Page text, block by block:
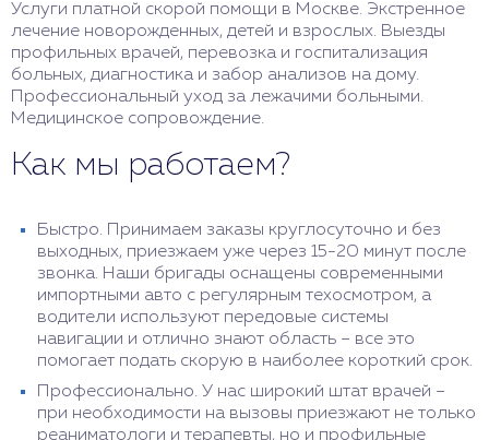
Услуги платной скорой помощи в Москве. Экстренное
лечение новорожденных, детей и взрослых. Выезды
профильных врачей, перевозка и госпитализация
больных, диагностика и забор анализов на дому.
Профессиональный уход за лежачими больными.
Медицинское сопровождение.
Как мы работаем?
Быстро. Принимаем заказы круглосуточно и без
выходных, приезжаем уже через 15-20 минут после
звонка. Наши бригады оснащены современными
импортными авто с регулярным техосмотром, а
водители используют передовые системы
навигации и отлично знают область – все это
помогает подать скорую в наиболее короткий срок.
Профессионально. У нас широкий штат врачей –
при необходимости на вызовы приезжают не только
реаниматологи и терапевты, но и профильные